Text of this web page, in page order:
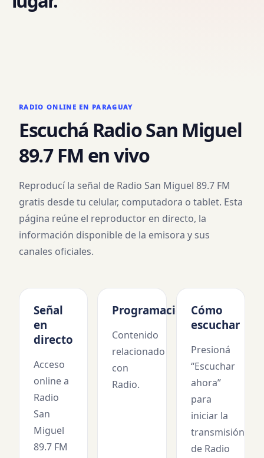
RADIO ONLINE EN PARAGUAY
Escuchá Radio San Miguel
89.7 FM en vivo
Reproducí la señal de Radio San Miguel 89.7 FM
gratis desde tu celular, computadora o tablet. Esta
página reúne el reproductor en directo, la
información disponible de la emisora y sus
canales oficiales.
Señal
en
directo
Acceso
online a
Radio
San
Miguel
89.7 FM
Programación
Contenido
relacionado
con
Radio.
Cómo
escuchar
Presioná
“Escuchar
ahora”
para
iniciar la
transmisión
de Radio